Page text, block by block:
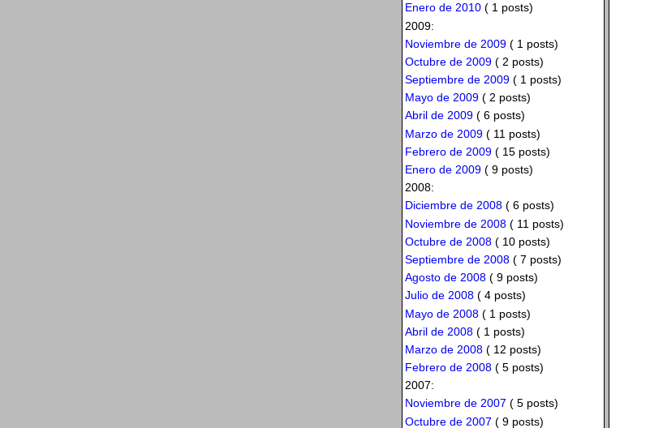
Enero de 2010( 1 posts)
2009:
Noviembre de 2009( 1 posts)
Octubre de 2009( 2 posts)
Septiembre de 2009( 1 posts)
Mayo de 2009( 2 posts)
Abril de 2009( 6 posts)
Marzo de 2009( 11 posts)
Febrero de 2009( 15 posts)
Enero de 2009( 9 posts)
2008:
Diciembre de 2008( 6 posts)
Noviembre de 2008( 11 posts)
Octubre de 2008( 10 posts)
Septiembre de 2008( 7 posts)
Agosto de 2008( 9 posts)
Julio de 2008( 4 posts)
Mayo de 2008( 1 posts)
Abril de 2008( 1 posts)
Marzo de 2008( 12 posts)
Febrero de 2008( 5 posts)
2007:
Noviembre de 2007 ( 5 posts)
Octubre de 2007 ( 9 posts)